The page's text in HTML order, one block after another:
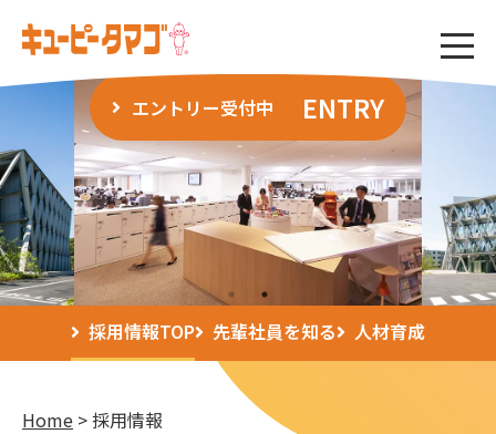
エントリー受付中 ENTRY
採用情報TOP 先輩社員を知る 人材育成
Home 採用情報